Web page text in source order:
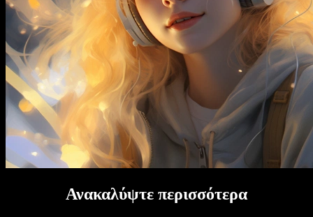
Ανακαλύψτε περισσότερα